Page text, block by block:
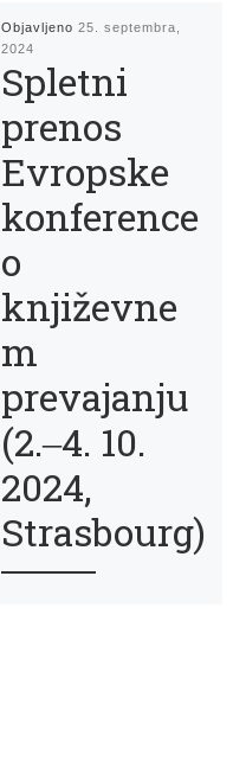
Objavljeno25. septembra,
2024
Spletni
prenos
Evropske
konference
o
književne
m
prevajanju
(2.‒4. 10.
2024,
Strasbourg)